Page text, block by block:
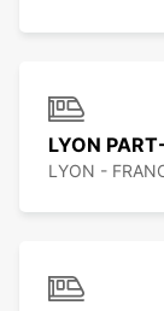
LYON
LYON -